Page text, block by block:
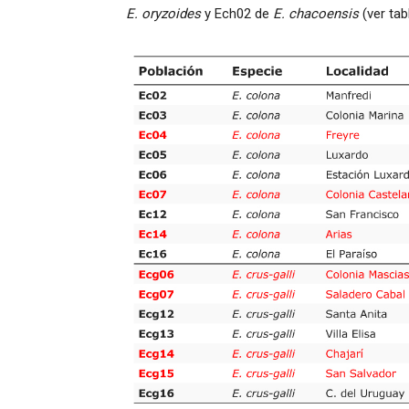
E. oryzoidesy Ech02 de E. chacoensis(ver